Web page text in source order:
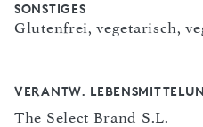
SONSTIGES
Glutenfrei, vegetarisch,
VERANTW.
The Select Brand S.L.